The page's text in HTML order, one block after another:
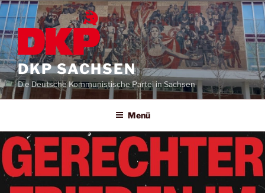
DKP SACHSEN
Die Deutsche Kommunistische Partei in Sachsen
Menü